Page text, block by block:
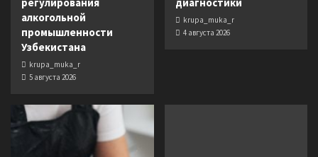
алкогольной
промышленности
Узбекистана
krupa_muka_r
5 августа 2026
krupa_muka_r
4 августа 2026